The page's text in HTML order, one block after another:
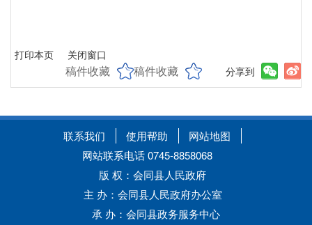
打印本页 关闭窗口
稿件收藏 稿件收藏 分享到
联系我们 使用帮助
网站地图
网站联系电话 0745-8858068
版 权：会同县人民政府
主 办：会同县人民政府办公室
承 办：会同县政务服务中心